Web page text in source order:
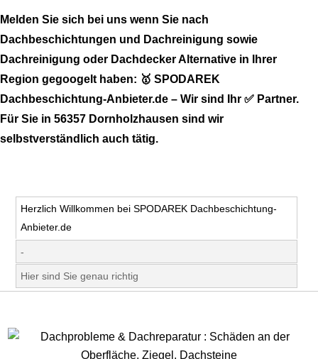
Melden Sie sich bei uns wenn Sie nach
Dachbeschichtungen und Dachreinigung sowie
Dachreinigung oder Dachdecker Alternative in Ihrer
Region gegoogelt haben: 🥇 SPODAREK
Dachbeschichtung-Anbieter.de – Wir sind Ihr ✅ Partner.
Für Sie in 56357 Dornholzhausen sind wir
selbstverständlich auch tätig.
Herzlich Willkommen bei SPODAREK Dachbeschichtung-
Anbieter.de
-
Hier sind Sie genau richtig